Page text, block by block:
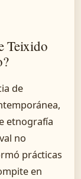
Teixido
de
etnografía
no
prácticas
en